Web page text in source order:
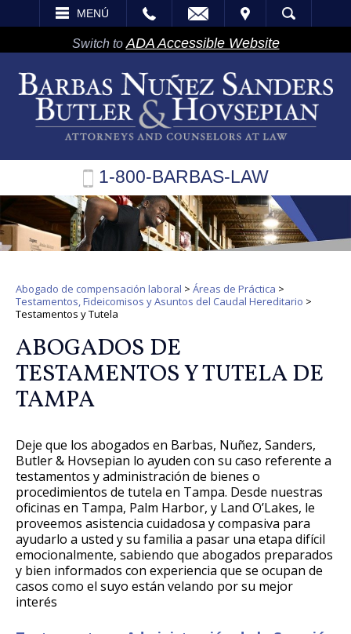
MENÚ
VISITA BÚSQUEDA
Switch to ADA Accessible Website
1-800-BARBAS-LAW
Abogado de compensación laboral > Áreas de Práctica >
Testamentos, Fideicomisos y Asuntos del Caudal Hereditario >
Testamentos y Tutela
ABOGADOS DE
TESTAMENTOS Y TUTELA DE
TAMPA
Deje que los abogados en Barbas, Nuñez, Sanders,
Butler & Hovsepian lo ayuden con su caso referente a
testamentos y administración de bienes o
procedimientos de tutela en Tampa. Desde nuestras
oficinas en Tampa, Palm Harbor, y Land O’Lakes, le
proveemos asistencia cuidadosa y compasiva para
ayudarlo a usted y su familia a pasar una etapa difícil
emocionalmente, sabiendo que abogados preparados
y bien informados con experiencia que se ocupan de
casos como el suyo están velando por su mejor
interés